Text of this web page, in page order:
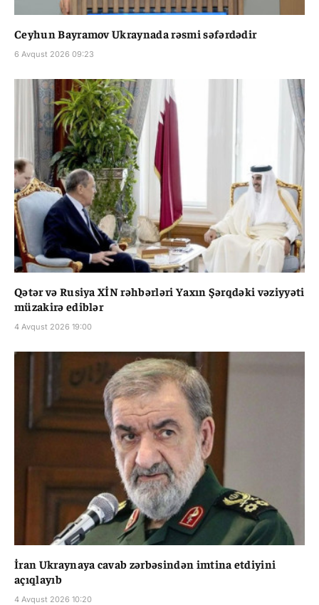
Ceyhun Bayramov Ukraynada rəsmi səfərdədir
6 Avqust 2026 09:23
Qətər və Rusiya XİN rəhbərləri Yaxın Şərqdəki vəziyyəti
müzakirə ediblər
4 Avqust 2026 19:00
İran Ukraynaya cavab zərbəsindən imtina etdiyini
açıqlayıb
4 Avqust 2026 10:20